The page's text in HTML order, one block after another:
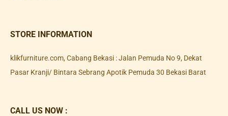
STORE INFORMATION
klikfurniture.com, Cabang Bekasi : Jalan Pemuda No 9, Dekat
Pasar Kranji/ Bintara Sebrang Apotik Pemuda 30 Bekasi Barat
CALL US NOW :